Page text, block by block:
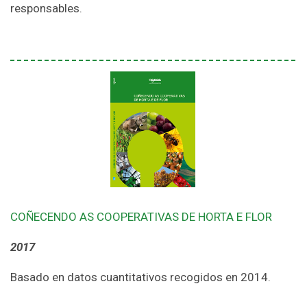
responsables.
COÑECENDO AS COOPERATIVAS DE HORTA E FLOR
2017
Basado en datos cuantitativos recogidos en 2014.